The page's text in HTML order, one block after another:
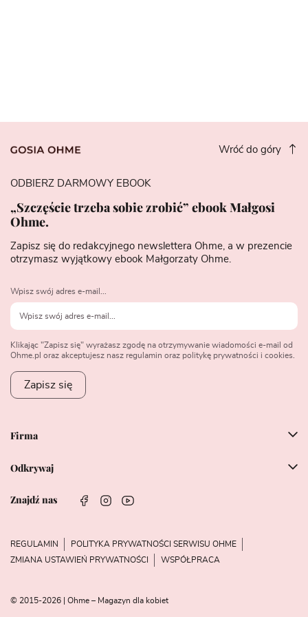
Wróć do góry
Firma
Odkrywaj
Znajdź nas
ODBIERZ DARMOWY EBOOK
„Szczęście trzeba sobie zrobić” ebook Małgosi
Ohme.
Zapisz się do redakcyjnego newslettera Ohme, a w prezencie
otrzymasz wyjątkowy ebook Małgorzaty Ohme.
Wpisz swój adres e-mail...
Klikając "Zapisz się" wyrażasz zgodę na otrzymywanie wiadomości e-mail od
Ohme.pl oraz akceptujesz nasz regulamin oraz politykę prywatności i cookies.
Zapisz się
REGULAMIN
POLITYKA PRYWATNOŚCI SERWISU OHME
ZMIANA USTAWIEŃ PRYWATNOŚCI
WSPÓŁPRACA
© 2015-2026 | Ohme – Magazyn dla kobiet